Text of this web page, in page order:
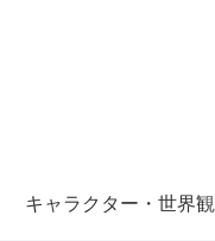
キャラクター・世界観